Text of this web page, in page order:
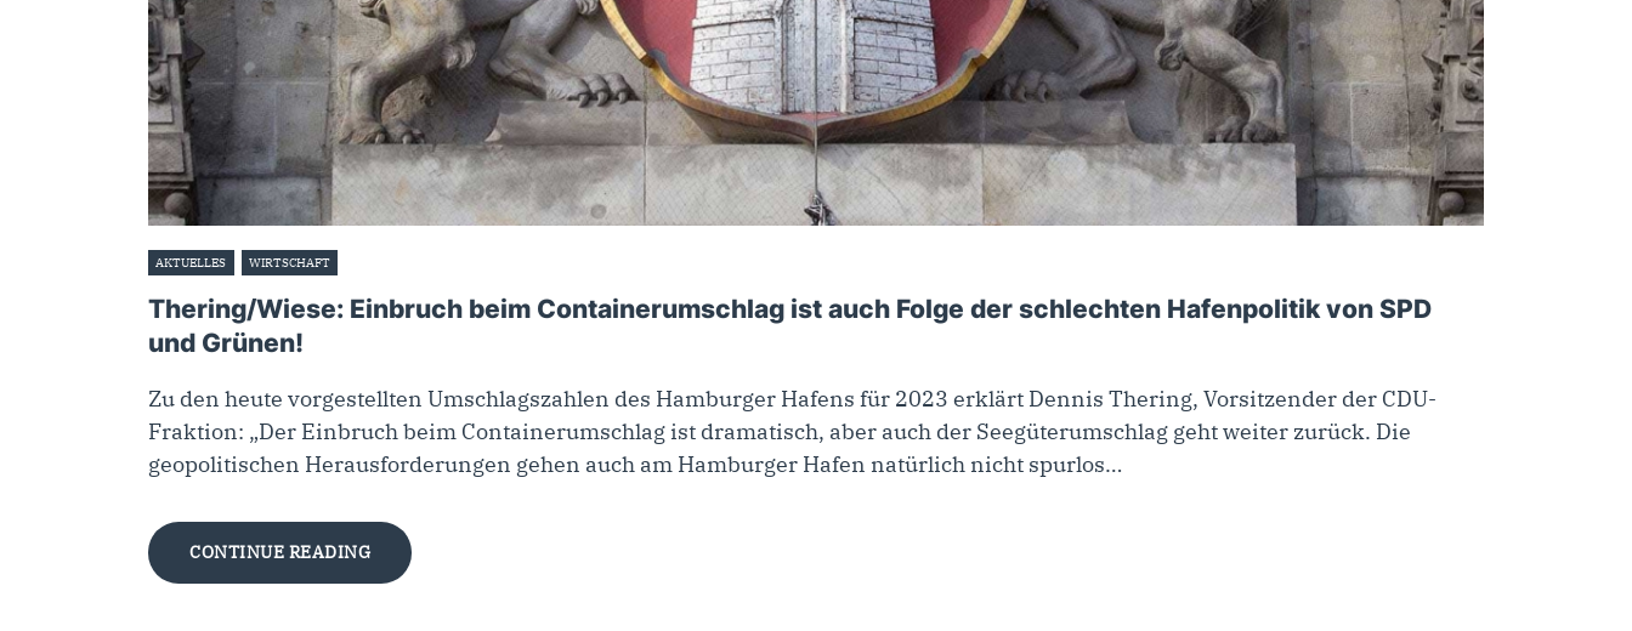
AKTUELLES WIRTSCHAFT
Thering/Wiese: Einbruch beim Containerumschlag ist auch Folge der schlechten Hafenpolitik von SPD
und Grünen!
Zu den heute vorgestellten Umschlagszahlen des Hamburger Hafens für 2023 erklärt Dennis Thering, Vorsitzender der CDU-
Fraktion: „Der Einbruch beim Containerumschlag ist dramatisch, aber auch der Seegüterumschlag geht weiter zurück. Die
geopolitischen Herausforderungen gehen auch am Hamburger Hafen natürlich nicht spurlos…
CONTINUE READING